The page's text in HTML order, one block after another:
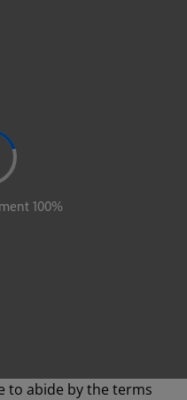
to abide by the terms